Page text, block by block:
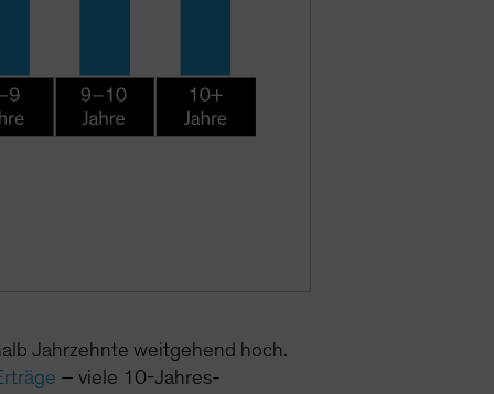
Jahrzehnte weitgehend hoch.
– viele 10-Jahres-